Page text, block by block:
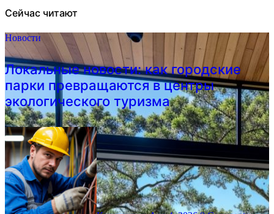
Сейчас читают
Новости
Локальные новости: как городские
парки превращаются в центры
экологического туризма